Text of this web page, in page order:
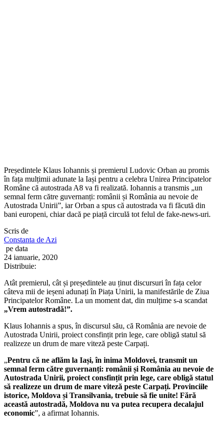
Președintele Klaus Iohannis și premierul Ludovic Orban au promis
în fața mulțimii adunate la Iași pentru a celebra Unirea Principatelor
Române că autostrada A8 va fi realizată. Iohannis a transmis „un
semnal ferm către guvernanți: românii și România au nevoie de
Autostrada Unirii”, iar Orban a spus că autostrada va fi făcută din
bani europeni, chiar dacă pe piață circulă tot felul de fake-news-uri.
Scris de
Constanta de Azi
pe data
24 ianuarie, 2020
Distribuie:
Atât premierul, cât și președintele au ținut discursuri în fața celor
câteva mii de ieșeni adunați în Piața Unirii, la manifestările de Ziua
Principatelor Române. La un moment dat, din mulțime s-a scandat
„Vrem autostradă!”.
Klaus Iohannis a spus, în discursul său, că România are nevoie de
Autostrada Unirii, proiect consfințit prin lege, care obligă statul să
realizeze un drum de mare viteză peste Carpați.
„Pentru că ne aflăm la Iași, în inima Moldovei, transmit un
semnal ferm către guvernanți: românii și România au nevoie de
Autostrada Unirii, proiect consfințit prin lege, care obligă statul
să realizeze un drum de mare viteză peste Carpați. Provinciile
istorice, Moldova și Transilvania, trebuie să fie unite! Fără
această autostradă, Moldova nu va putea recupera decalajul
economic”, a afirmat Iohannis.